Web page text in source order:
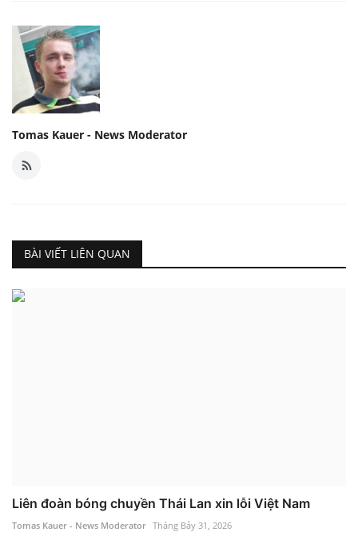
Tomas Kauer - News Moderator
BÀI VIẾT LIÊN QUAN
Liên đoàn bóng chuyền Thái Lan xin lỗi Việt Nam
Tomas Kauer - News Moderator Tháng Bảy 31, 2026